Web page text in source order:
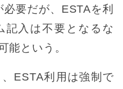
要だが、ESTAを利
記入は不要となるな
能という。
ESTA利用は強制で